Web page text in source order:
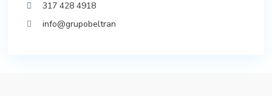
317 428 4918
info@grupobeltran